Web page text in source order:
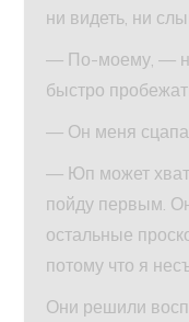
ни видеть, ни
— По-моему, —
быстро
— Он меня
— Юп может
пойду первым.
остальные
потому что я
Они решили